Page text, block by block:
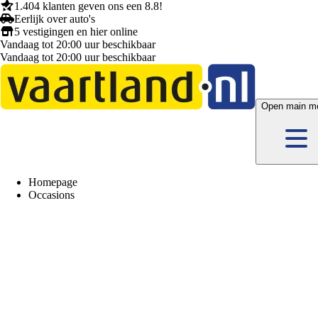
1.404 klanten geven ons een 8.8!
Eerlijk over auto's
5 vestigingen en hieronline
Vandaag tot 20:00 uur beschikbaar
Vandaag tot 20:00 uur beschikbaar
Open main
Homepage
Occasions